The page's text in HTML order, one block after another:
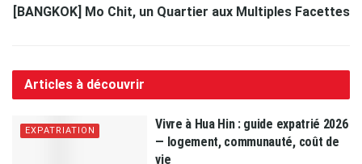
[BANGKOK] Mo Chit, un Quartier aux Multiples Facettes
Articles à découvrir
EXPATRIATION
Vivre à Hua Hin : guide expatrié 2026
— logement, communauté, coût de
vie